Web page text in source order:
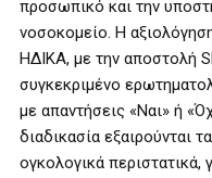
προσωπικό και την
νοσοκομείο. Η
ΗΔΙΚΑ, με την αποστολή
συγκεκριμένο
με απαντήσεις «Ναι» ή
διαδικασία εξαιρούνται
ογκολογικά περιστατικά,